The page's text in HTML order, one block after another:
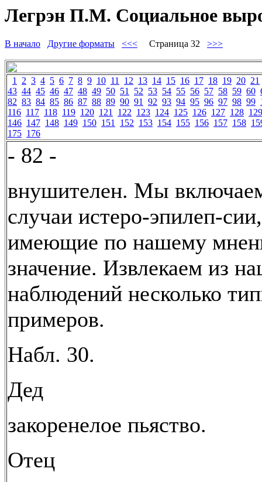
Легрэн П.М. Социальное
В начало Другие форматы <<< Страница 32 >>>
1 2 3 4 5 6 7 8 9 10 11 12 13 14 15 16 17 18 19 20 21
43 44 45 46 47 48 49 50 51 52 53 54 55 56 57 58 59 60
82 83 84 85 86 87 88 89 90 91 92 93 94 95 96 97 98 99
116 117 118 119 120 121 122 123 124 125 126 127 128 129
146 147 148 149 150 151 152 153 154 155 156 157 158
175 176
- 82 -
внушителен. Мы
случаи истеро-эпилеп-сии,
имеющие по нашему
значение. Извлекаем из
наблюдений несколько
примеров.
Набл. 30.
Дед
закоренелое пьяство.
Отец